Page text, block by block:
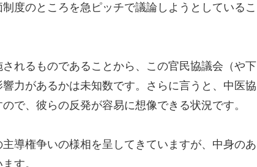
度のところを急ピッチで議論しようとしているこ
れるものであることから、この官民協議会（や下
力があるかは未知数です。さらに言うと、中医協
で、彼らの反発が容易に想像できる状況です。
導権争いの様相を呈してきていますが、中身のあ
す。